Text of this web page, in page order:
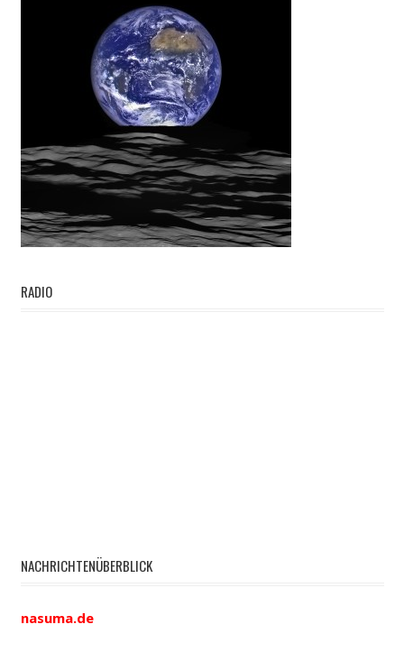
RADIO
NACHRICHTENÜBERBLICK
nasuma.de